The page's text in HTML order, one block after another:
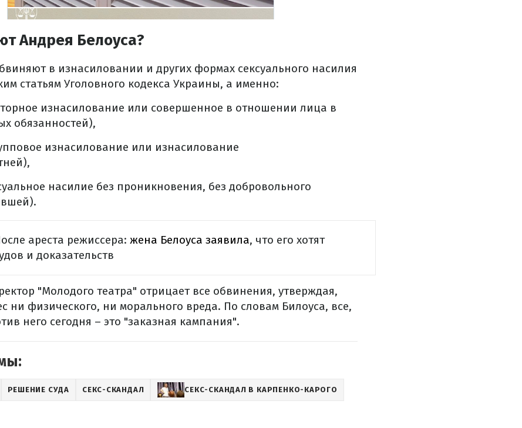
Андрея Белоуса?
в изнасиловании и других формах сексуального насилия
статьям Уголовного кодекса Украины, а именно:
изнасилование или совершенное в отношении лица в
обязанностей),
изнасилование или изнасилование
насилие без проникновения, без добровольного
ареста режиссера: жена Белоуса заявила, что его хотят
и доказательств
"Молодого театра" отрицает все обвинения, утверждая,
ни физического, ни морального вреда. По словам Билоуса, все,
него сегодня – это "заказная кампания".
РЕШЕНИЕ СУДА СЕКС-СКАНДАЛ СЕКС-СКАНДАЛ В КАРПЕНКО-КАРОГО